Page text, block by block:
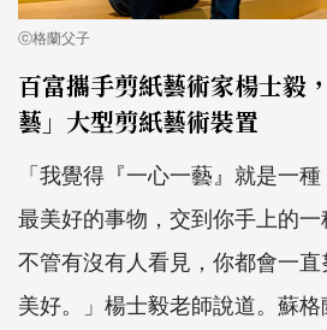
ⓒ格蘭父子
百富攜手剪紙藝術家楊士毅
藝」大型剪紙藝術裝置
「我覺得『一心一藝』就是一
最美好的事物，交到你手上的
不管有沒有人看見，你都會一
美好。」楊士毅老師說道。蘇